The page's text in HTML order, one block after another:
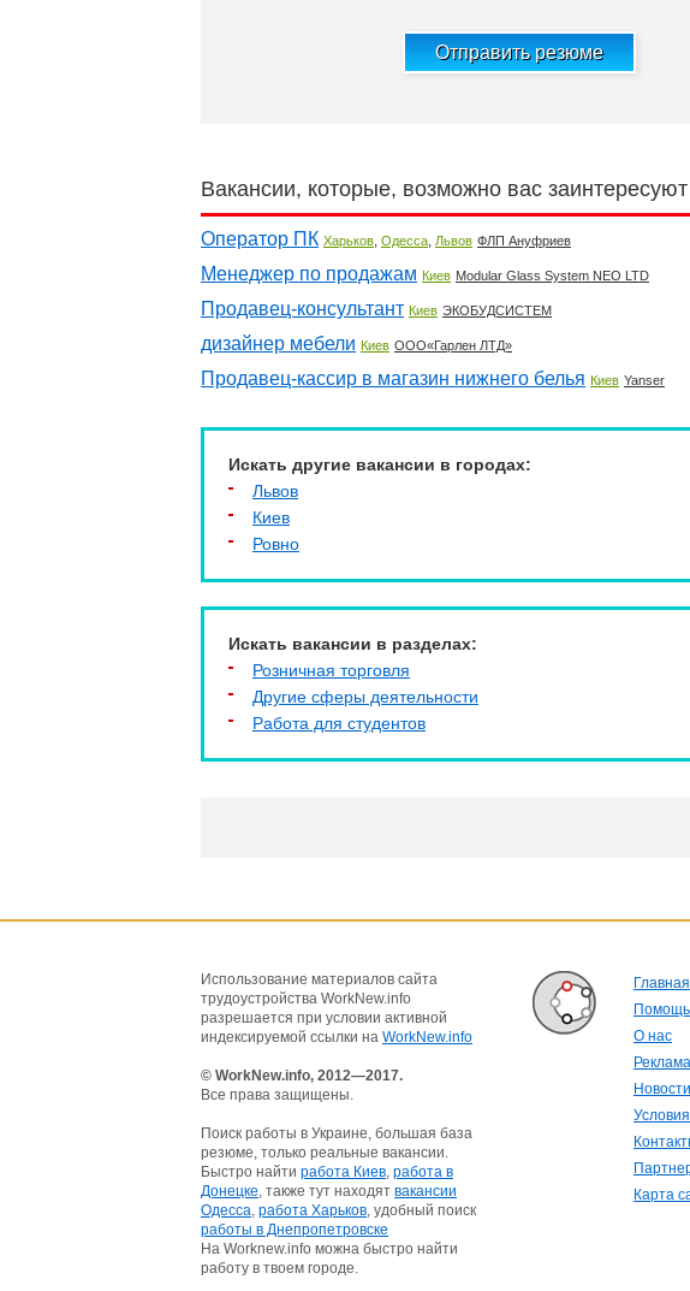
Отправить резюме
Вакансии, которые, возможно вас заинтересуют
Оператор ПК Харьков, Одесса, Львов ФЛП Ануфриев
Менеджер по продажам Киев Modular Glass System NEO LTD
Продавец-консультант Киев ЭКОБУДСИСТЕМ
дизайнер мебели Киев ООО«Гарлен ЛТД»
Продавец-кассир в магазин нижнего белья Киев Yanser
Искать другие вакансии в городах:
Львов
Киев
Ровно
Искать вакансии в разделах:
Розничная торговля
Другие сферы деятельности
Работа для студентов
Использование материалов сайта
трудоустройства WorkNew.info
разрешается при условии активной
индексируемой ссылки на WorkNew.info
© WorkNew.info, 2012—2017.
Все права защищены.
Поиск работы в Украине, большая база
резюме, только реальные вакансии.
Быстро найти работа Киев, работа в
Донецке, также тут находят вакансии
Одесса, работа Харьков, удобный поиск
работы в Днепропетровске
На Worknew.info можна быстро найти
работу в твоем городе.
Помощь
О нас
Карта